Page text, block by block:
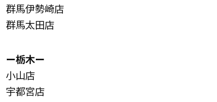
群馬伊勢崎店
群馬太田店
ー栃木ー
小山店
宇都宮店